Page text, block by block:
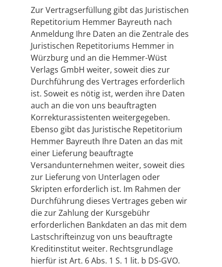
Zur Vertragserfüllung gibt das Juristischen
Repetitorium Hemmer Bayreuth nach
Anmeldung Ihre Daten an die Zentrale des
Juristischen Repetitoriums Hemmer in
Würzburg und an die Hemmer-Wüst
Verlags GmbH weiter, soweit dies zur
Durchführung des Vertrages erforderlich
ist. Soweit es nötig ist, werden ihre Daten
auch an die von uns beauftragten
Korrekturassistenten weitergegeben.
Ebenso gibt das Juristische Repetitorium
Hemmer Bayreuth Ihre Daten an das mit
einer Lieferung beauftragte
Versandunternehmen weiter, soweit dies
zur Lieferung von Unterlagen oder
Skripten erforderlich ist. Im Rahmen der
Durchführung dieses Vertrages geben wir
die zur Zahlung der Kursgebühr
erforderlichen Bankdaten an das mit dem
Lastschrifteinzug von uns beauftragte
Kreditinstitut weiter. Rechtsgrundlage
hierfür ist Art. 6 Abs. 1 S. 1 lit. b DS-GVO.